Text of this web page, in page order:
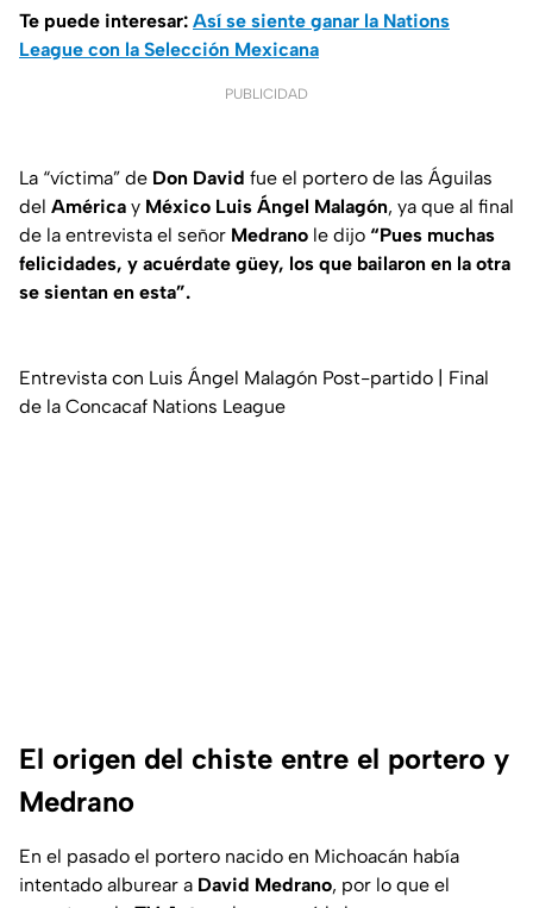
Te puede interesar: Así se siente ganar la Nations
League con la Selección Mexicana
PUBLICIDAD
La “víctima” de Don David fue el portero de las Águilas
del América y México Luis Ángel Malagón, ya que al final
de la entrevista el señor Medrano le dijo “Pues muchas
felicidades, y acuérdate güey, los que bailaron en la otra
se sientan en esta”.
Entrevista con Luis Ángel Malagón Post-partido | Final
de la Concacaf Nations League
El origen del chiste entre el portero y
Medrano
En el pasado el portero nacido en Michoacán había
intentado alburear a David Medrano, por lo que el